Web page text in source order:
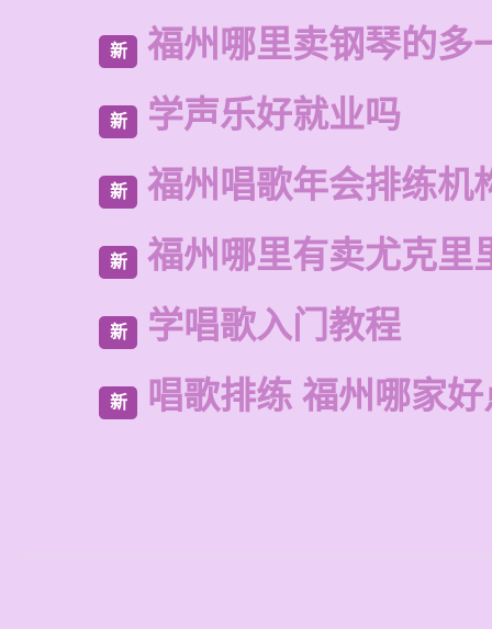
新 福州哪里卖钢琴的多
新 学声乐好就业吗
新 福州唱歌年会排练机
新 福州哪里有卖尤克里
新 学唱歌入门教程
新 唱歌排练 福州哪家